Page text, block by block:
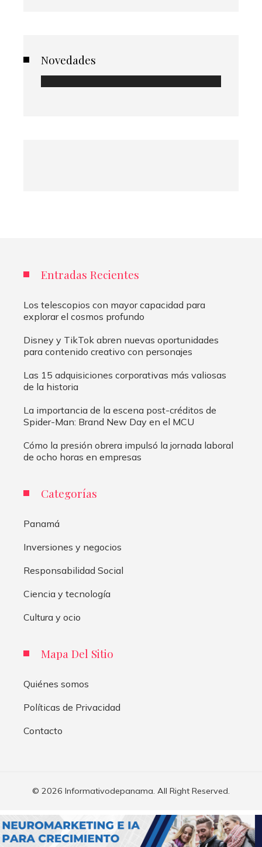
Novedades
Entradas Recientes
Los telescopios con mayor capacidad para
explorar el cosmos profundo
Disney y TikTok abren nuevas oportunidades
para contenido creativo con personajes
Las 15 adquisiciones corporativas más valiosas
de la historia
La importancia de la escena post-créditos de
Spider-Man: Brand New Day en el MCU
Cómo la presión obrera impulsó la jornada laboral
de ocho horas en empresas
Categorías
Panamá
Inversiones y negocios
Responsabilidad Social
Ciencia y tecnología
Cultura y ocio
Mapa Del Sitio
Quiénes somos
Políticas de Privacidad
Contacto
© 2026 Informativodepanama. All Right Reserved.